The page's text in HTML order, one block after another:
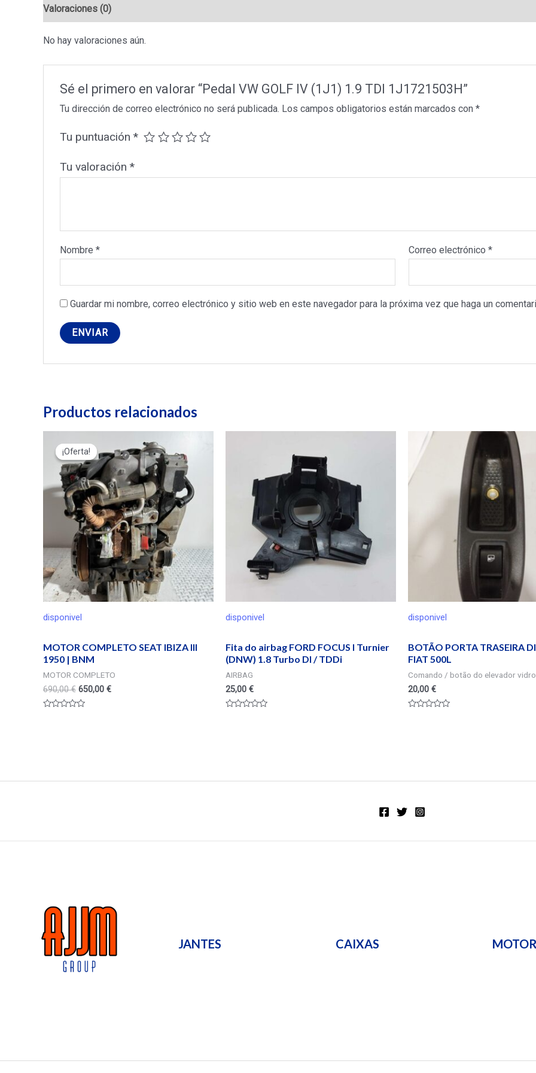
Valoraciones (0)
No hay valoraciones aún.
Sé el primero en valorar “Pedal VW GOLF IV (1J1) 1.9 TDI 1J1721503H”
Tu dirección de correo electrónico no será publicada. Los campos obligatorios están marcados con *
Tu puntuación *
Tu valoración *
Nombre * Correo electrónico*
Guardar mi nombre, correo electrónico y sitio web en este navegador para la próxima vez que haga un
Productos relacionados
¡Oferta!
disponivel
¡Oferta!
MOTOR COMPLETO SEAT IBIZA III
1950 | BNM
MOTOR COMPLETO
690,00€ 650,00 €
disponivel
Fita do airbag FORD FOCUS I Turnier
(DNW) 1.8 Turbo DI / TDDi
AIRBAG
25,00 €
disponivel
BOTÃO PORTA TRASEIRA
FIAT 500L
Comando / botão do elevador vidro
20,00 €
JANTES CAIXAS